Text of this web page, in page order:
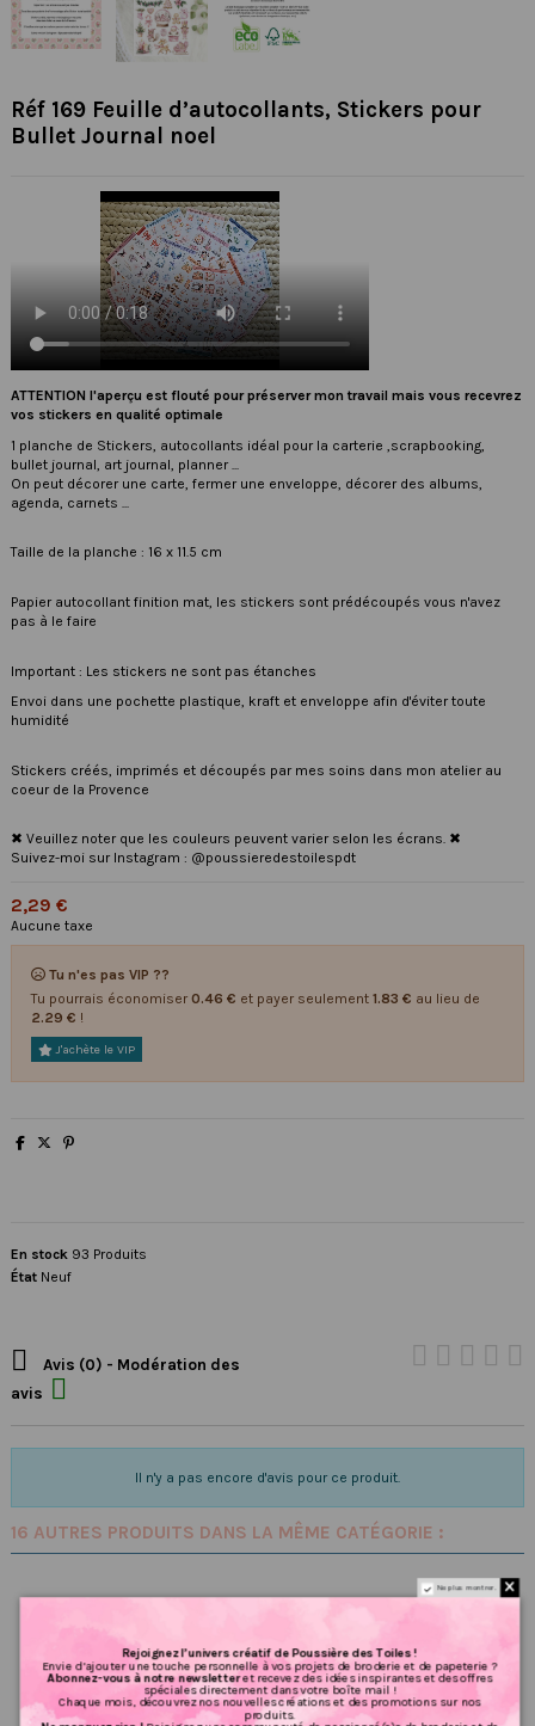
Réf 169 Feuille d’autocollants, Stickers pour
Bullet Journal noel
ATTENTION l'aperçu est flouté pour préserver mon travail mais vous recevrez
vos stickers en qualité optimale
1 planche de Stickers, autocollants idéal pour la carterie ,scrapbooking,
bullet journal, art journal, planner ...
On peut décorer une carte, fermer une enveloppe, décorer des albums,
agenda, carnets ...
Taille de la planche : 16 x 11.5 cm
Papier autocollant finition mat, les stickers sont prédécoupés vous n'avez
pas à le faire
Important : Les stickers ne sont pas étanches
Envoi dans une pochette plastique, kraft et enveloppe afin d'éviter toute
humidité
Stickers créés, imprimés et découpés par mes soins dans mon atelier au
coeur de la Provence
✖ Veuillez noter que les couleurs peuvent varier selon les écrans. ✖
Suivez-moi sur Instagram : @poussieredestoilespdt
2,29 €
Aucune taxe
Tu n'es pas VIP ??
Tu pourrais économiser 0.46 € et payer seulement 1.83 € au lieu de
2.29 € !
J'achète le VIP
En stock 93 Produits
État Neuf

Avis (0) - Modération des
avis

Il n'y a pas encore d'avis pour ce produit.
16 AUTRES PRODUITS DANS LA MÊME CATÉGORIE :
Ne plus montrer.
Rejoignez l’univers créatif de Poussière des Toiles !
Envie d’ajouter une touche personnelle à vos projets de broderie et de papeterie ?
Abonnez-vous à notre newsletteret recevez des idées inspirantes et des offres
spéciales directement dans votre boîte mail !
Chaque mois, découvrez nos nouvelles créations et des promotions sur nos
produits.